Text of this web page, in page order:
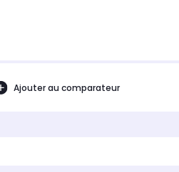
Ajouter au comparateur